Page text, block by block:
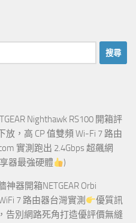
Nighthawk RS100 開箱評
放，高 CP 值雙頻 Wi-Fi 7 路由
實測跑出 2.4Gbps 超飆網
器最強硬體
)
器開箱NETGEAR Orbi
7 路由器台灣實測
優質訊
告別網路死角打造優評價無縫